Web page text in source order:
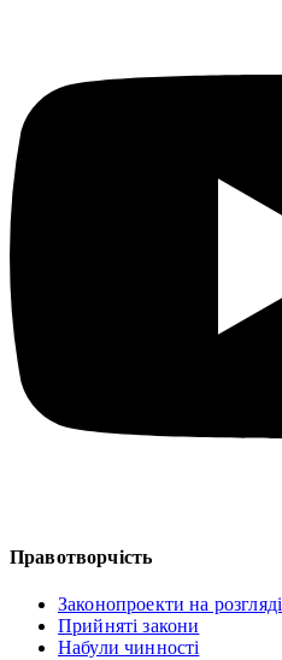
Правотворчість
Законопроекти на розгляді
Прийняті закони
Набули чинності